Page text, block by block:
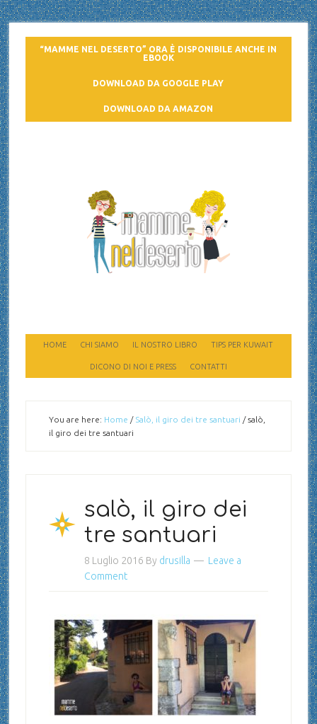
“MAMME NEL DESERTO” ORA È DISPONIBILE ANCHE IN
EBOOK
DOWNLOAD DA GOOGLE PLAY
DOWNLOAD DA AMAZON
HOME CHI SIAMO IL NOSTRO LIBRO TIPS PER KUWAIT
DICONO DI NOI E PRESS CONTATTI
You are here: Home / Salò, il giro dei tre santuari /salò,
il giro dei tre santuari
salò, il giro dei
tre santuari
8 Luglio 2016 By drusilla
Leave a
Comment